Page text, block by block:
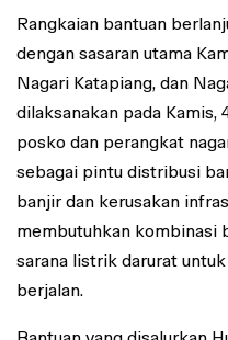
Rangkaian bantuan
dengan sasaran utama
Nagari Katapiang, dan
dilaksanakan pada
posko dan perangkat
sebagai pintu distribusi
banjir dan kerusakan
membutuhkan kombinasi
sarana listrik darurat
berjalan.